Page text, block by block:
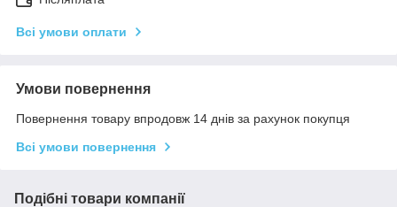
Всі умови оплати
Умови повернення
Повернення товару впродовж 14 днів за рахунок покупця
Всі умови повернення
Подібні товари компанії